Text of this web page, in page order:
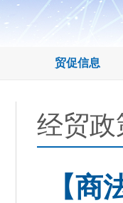
贸促信息
经贸政
【